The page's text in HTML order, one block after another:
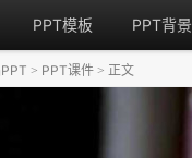
PPT模板 PPT背景
> PPT课件 > 正文